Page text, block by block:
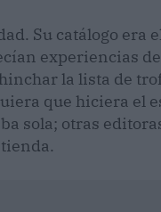
Su catálogo era
experiencias
la lista de
que hiciera el
sola; otras